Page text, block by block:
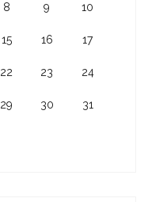
8 9 10
15 16 17
22 23 24
29 30 31